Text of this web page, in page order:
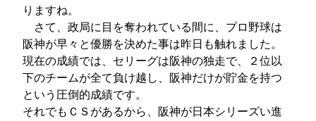
りますね。
さて、政局に目を奪われている間に、プロ野球は
阪神が早々と優勝を決めた事は昨日も触れました。
現在の成績では、セリーグは阪神の独走で、２位以
下のチームが全て負け越し、阪神だけが貯金を持つ
という圧倒的成績です。
それでもＣＳがあるから、阪神が日本シリーズい進